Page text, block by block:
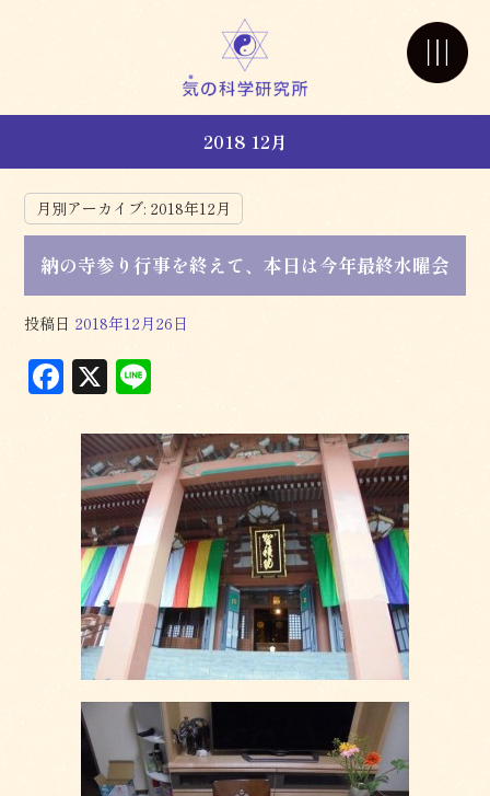
2018 12月
月別アーカイブ: 2018年12月
納の寺参り行事を終えて、本日は今年最終水曜会
投稿日 2018年12月26日
F
c
e
b
o
o
k
X
e